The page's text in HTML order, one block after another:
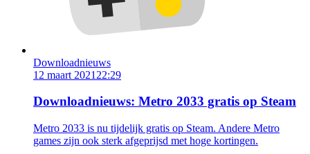
Downloadnieuws
12 maart 2021 22:29
Downloadnieuws: Metro 2033 gratis op Steam
Metro 2033 is nu tijdelijk gratis op Steam. Andere Metro
games zijn ook sterk afgeprijsd met hoge kortingen.